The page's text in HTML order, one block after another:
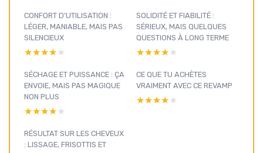
CONFORT D’UTILISATION :
LÉGER, MANIABLE, MAIS PAS
SILENCIEUX
★★★★★
★★★★★
SOLIDITÉ ET FIABILITÉ :
SÉRIEUX, MAIS QUELQUES
QUESTIONS À LONG TERME
★★★★★
★★★★★
SÉCHAGE ET PUISSANCE : ÇA
ENVOIE, MAIS PAS MAGIQUE
NON PLUS
★★★★★
★★★★★
CE QUE TU ACHÈTES
VRAIMENT AVEC CE REVAMP
★★★★★
★★★★★
RÉSULTAT SUR LES CHEVEUX
: LISSAGE, FRISOTTIS ET